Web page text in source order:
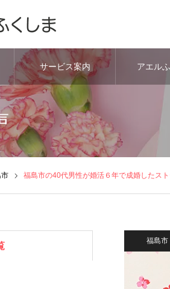
サービス案内 アエル
福島市の40代男性が婚活６年で成婚したス
福島市